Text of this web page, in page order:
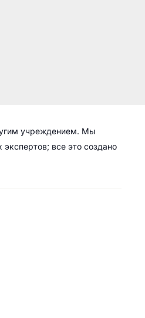
учреждением. Мы
все это создано